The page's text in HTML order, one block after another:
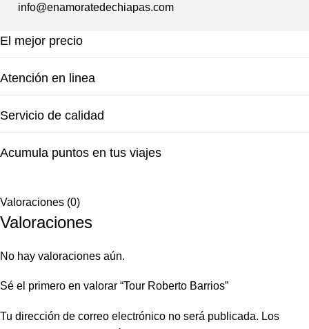
info@enamoratedechiapas.com
El mejor precio
Atención en linea
Servicio de calidad
Acumula puntos en tus viajes
Valoraciones (0)
Valoraciones
No hay valoraciones aún.
Sé el primero en valorar “Tour Roberto Barrios”
Tu dirección de correo electrónico no será publicada. Los